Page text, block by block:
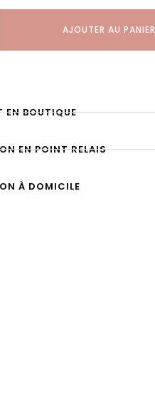
AJOUTER AU PANIER
EN BOUTIQUE
EN POINT RELAIS
À DOMICILE